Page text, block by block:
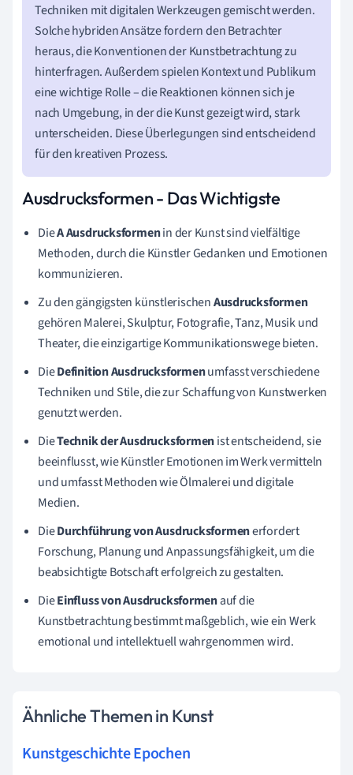
Techniken mit digitalen Werkzeugen gemischt werden.
Solche hybriden Ansätze fordern den Betrachter
heraus, die Konventionen der Kunstbetrachtung zu
hinterfragen. Außerdem spielen Kontext und Publikum
eine wichtige Rolle – die Reaktionen können sich je
nach Umgebung, in der die Kunst gezeigt wird, stark
unterscheiden. Diese Überlegungen sind entscheidend
für den kreativen Prozess.
Ausdrucksformen - Das Wichtigste
DieA Ausdrucksformenin der Kunst sind vielfältige
Methoden, durch die Künstler Gedanken und Emotionen
kommunizieren.
Zu den gängigsten künstlerischenAusdrucksformen
gehören Malerei, Skulptur, Fotografie, Tanz, Musik und
Theater, die einzigartige Kommunikationswege bieten.
DieDefinition Ausdrucksformenumfasst verschiedene
Techniken und Stile, die zur Schaffung von Kunstwerken
genutzt werden.
DieTechnik der Ausdrucksformenist entscheidend, sie
beeinflusst, wie Künstler Emotionen im Werk vermitteln
und umfasst Methoden wie Ölmalerei und digitale
Medien.
DieDurchführung von Ausdrucksformenerfordert
Forschung, Planung und Anpassungsfähigkeit, um die
beabsichtigte Botschaft erfolgreich zu gestalten.
DieEinfluss von Ausdrucksformenauf die
Kunstbetrachtung bestimmt maßgeblich, wie ein Werk
emotional und intellektuell wahrgenommen wird.
Ähnliche Themen in Kunst
Kunstgeschichte Epochen